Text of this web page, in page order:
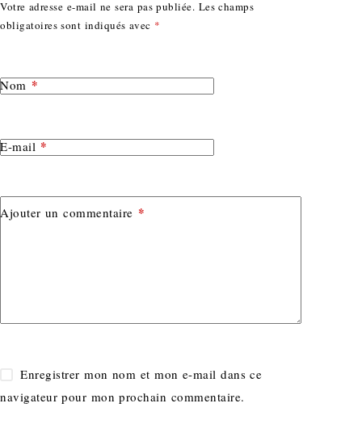
Votre adresse e-mail ne sera pas publiée. Les champs
obligatoires sont indiqués avec *
Nom*
E-mail*
Ajouter un commentaire *
Enregistrer mon nom et mon e-mail dans ce
navigateur pour mon prochain commentaire.